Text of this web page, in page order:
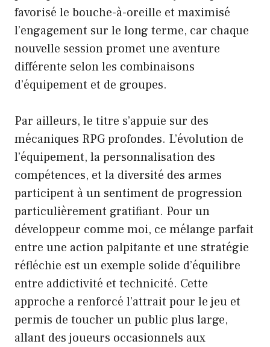
favorisé le bouche-à-oreille et maximisé
l’engagement sur le long terme, car chaque
nouvelle session promet une aventure
différente selon les combinaisons
d’équipement et de groupes.
Par ailleurs, le titre s’appuie sur des
mécaniques RPG profondes. L’évolution de
l’équipement, la personnalisation des
compétences, et la diversité des armes
participent à un sentiment de progression
particulièrement gratifiant. Pour un
développeur comme moi, ce mélange parfait
entre une action palpitante et une stratégie
réfléchie est un exemple solide d’équilibre
entre addictivité et technicité. Cette
approche a renforcé l’attrait pour le jeu et
permis de toucher un public plus large,
allant des joueurs occasionnels aux